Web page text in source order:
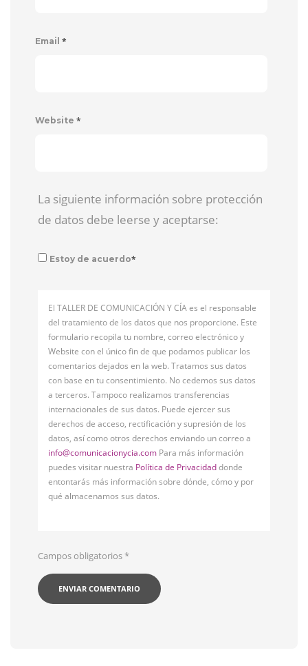
Email *
Website *
La siguiente información sobre protección
de datos debe leerse y aceptarse:
Estoy de acuerdo*
El TALLER DE COMUNICACIÓN Y CÍA es el responsable
del tratamiento de los datos que nos proporcione. Este
formulario recopila tu nombre, correo electrónico y
Website con el único fin de que podamos publicar los
comentarios dejados en la web. Tratamos sus datos
con base en tu consentimiento. No cedemos sus datos
a terceros. Tampoco realizamos transferencias
internacionales de sus datos. Puede ejercer sus
derechos de acceso, rectificación y supresión de los
datos, así como otros derechos enviando un correo a
info@comunicacionycia.com Para más información
puedes visitar nuestra Política de Privacidaddonde
entontarás más información sobre dónde, cómo y por
qué almacenamos sus datos.
Campos obligatorios*